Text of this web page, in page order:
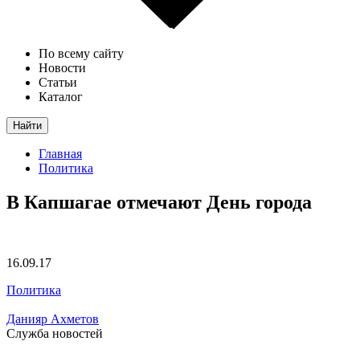
По всему сайту
Новости
Статьи
Каталог
Найти
Главная
Политика
В Капшагае отмечают День города
16.09.17
Политика
Данияр Ахметов
Служба новостей